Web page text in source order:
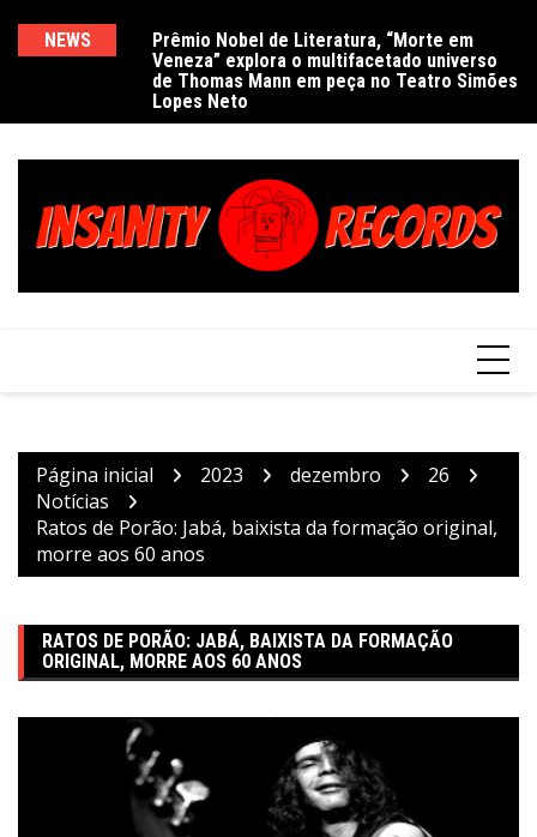
NEWS
Prêmio Nobel de Literatura, “Morte em
Veneza” explora o multifacetado universo
de Thomas Mann em peça no Teatro Simões
Lopes Neto
Página inicial 2023 dezembro
26
Notícias
Ratos de Porão: Jabá, baixista da formação original,
morre aos 60 anos
RATOS DE PORÃO: JABÁ, BAIXISTA DA FORMAÇÃO
ORIGINAL, MORRE AOS 60 ANOS